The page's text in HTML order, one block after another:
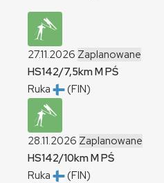
27.11.2026 Zaplanowane
HS142/7,5kmMPŚ
Ruka
(FIN)
28.11.2026 Zaplanowane
HS142/10kmMPŚ
Ruka
(FIN)